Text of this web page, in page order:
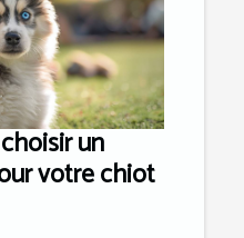
un
votre chiot